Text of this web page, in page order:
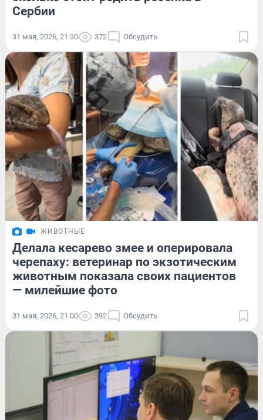
Сербии
31 мая, 2026, 21:30 372 Обсудить
ЖИВОТНЫЕ
Делала кесарево змее и оперировала
черепаху: ветеринар по экзотическим
животным показала своих пациентов
— милейшие фото
31 мая, 2026, 21:00 392 Обсудить